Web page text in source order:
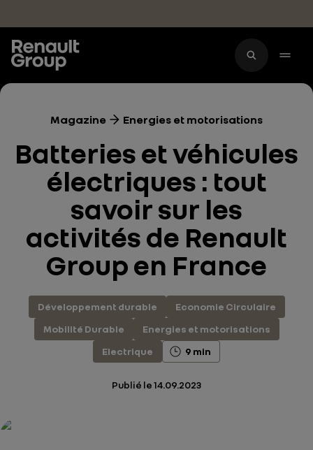
Magazine Energies et motorisations
Batteries et véhicules
électriques : tout
savoir sur les
activités de Renault
Group en France
Développement durable
Economie Circulaire
Mobilité Durable
Energies et motorisations
Electrique
9 min
Publié le14.09.2023